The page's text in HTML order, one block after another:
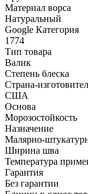
Материал ворса
Натуральный
Google Категория
1774
Тип товара
Валик
Степень блеска
Страна-
США
Основа
Морозостойкость
Назначение
Малярно-
Ширина шва
Температура
Гарантия
Без гарантии